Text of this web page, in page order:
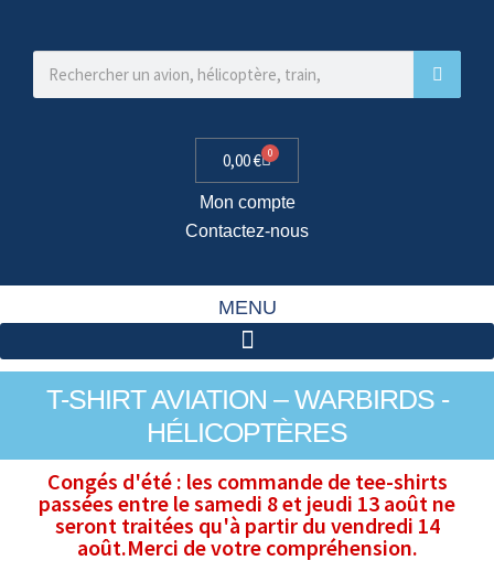
0,00€ 0
Mon compte
Contactez-nous
MENU
T-SHIRT AVIATION – WARBIRDS -
HÉLICOPTÈRES
Congés d'été : les commande de tee-shirts
passées entre le samedi 8 et jeudi 13 août ne
seront traitées qu'à partir du vendredi 14
août.Merci de votre compréhension.